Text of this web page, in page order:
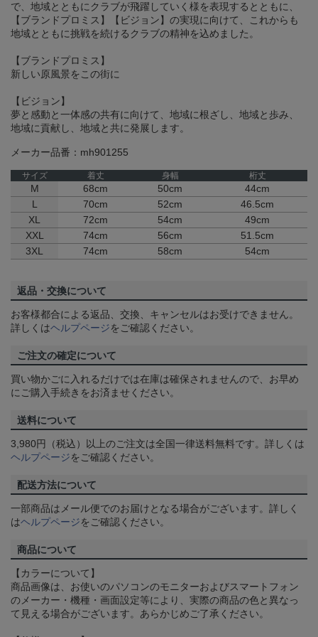
で、地域とともにクラブが飛躍していく様を表現するとともに、
【ブランドプロミス】【ビジョン】の実現に向けて、これからも
地域とともに挑戦を続けるクラブの精神を込めました。
【ブランドプロミス】
新しい原風景をこの街に
【ビジョン】
夢と感動と一体感の共有に向けて、地域に根ざし、地域と歩み、
地域に貢献し、地域と共に発展します。
メーカー品番：mh901255
サイズ 着丈 身幅 桁丈
M 68cm 50cm
44cm
L
70cm 52cm
46.5cm
XL
72cm 54cm
49cm
XXL
74cm 56cm
51.5cm
3XL
74cm 58cm 54cm
返品・交換について
お客様都合による返品、交換、キャンセルはお受けできません。
詳しくはヘルプページをご確認ください。
ご注文の確定について
買い物かごに入れるだけでは在庫は確保されませんので、お早め
にご購入手続きをお済ませください。
送料について
3,980円（税込）以上のご注文は全国一律送料無料です。詳しくは
ヘルプページをご確認ください。
配送方法について
一部商品はメール便でのお届けとなる場合がございます。詳しく
はヘルプページをご確認ください。
商品について
【カラーについて】
商品画像は、お使いのパソコンのモニターおよびスマートフォン
のメーカー・機種・画面設定等により、実際の商品の色と異なっ
て見える場合がございます。あらかじめご了承ください。